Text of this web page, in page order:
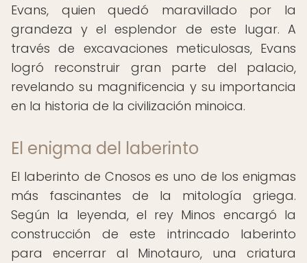
Evans, quien quedó maravillado por la
grandeza y el esplendor de este lugar. A
través de excavaciones meticulosas, Evans
logró reconstruir gran parte del palacio,
revelando su magnificencia y su importancia
en la historia de la civilización minoica.
El enigma del laberinto
El laberinto de Cnosos es uno de los enigmas
más fascinantes de la mitología griega.
Según la leyenda, el rey Minos encargó la
construcción de este intrincado laberinto
para encerrar al Minotauro, una criatura